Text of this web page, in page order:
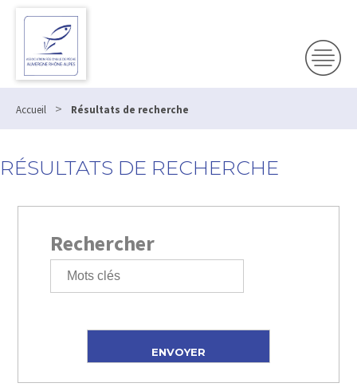
Accueil > Résultats de recherche
RÉSULTATS DE RECHERCHE
Rechercher